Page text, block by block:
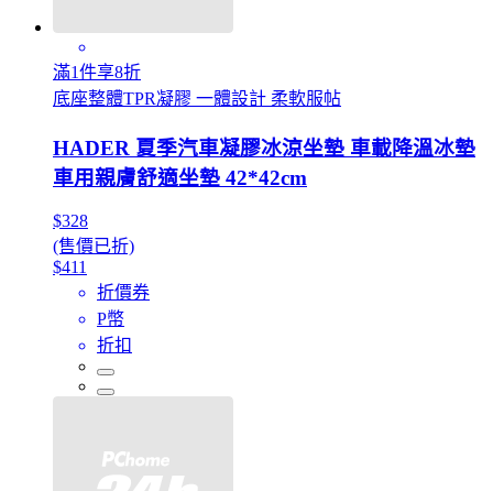
滿1件享8折
底座整體TPR凝膠 一體設計 柔軟服帖
HADER 夏季汽車凝膠冰涼坐墊 車載降溫冰墊
車用親膚舒適坐墊 42*42cm
$328
(售價已折)
$411
折價券
P幣
折扣